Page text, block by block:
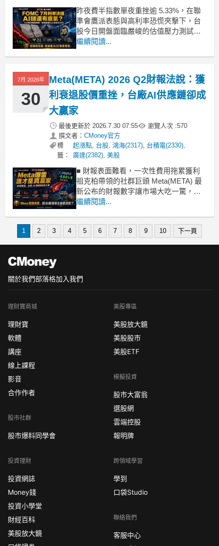
昨夜費半指數單夜重挫逾 5.33%，在聯
準會鷹派表態與高利率恐慌夾擊下，台
股今日開盤面臨嚴峻的估值壓力測試。
不過系統性風險歸系統性風險，個股的
現，擁有實質獲利支撐與長線訂單保護
的個股，通常會是資金最先湧入起漲的
標的。■ 聯準會丟出震撼彈
繼續閱讀...
7月 2026年
30
Meta(META) 2026 Q2財報法說：獲
利衰退股價重挫，台廠AI供應鏈卻成
大贏家
最後更新於 2026.7.30 07:55 瀏覽人次 :570
撰文者： CMoney官方
標
籤：
起漲點, 台股, 鴻海(2317), 台積電(2330),
廣達(2382), 美股
■ 財報表面難看，一次性費用拖累獲利
祖克柏帶領的社群巨頭 Meta(META) 最
新公布的財報數字讓市場大吃一驚，盤
後股價直接重挫 -9.64%。攤開本季四大
601.9 億美元。然而稀釋後每股盈餘
繼續閱讀...
1 2 3 4 5 6 7 8 9 10 下一頁
關於我們部落格加入我們
理財寶商城
理財寶
軟體
講座
線上課程
影音
合作作者
股市社群
股市爆料同學會
投資理財
投資網誌
Money錢
投資小學堂
財經百科
美股放大鏡
美股專區
美股放大鏡
美股股市
美股ETF
模擬投資
股市大富翁
選股網
雲端控股
報明牌
跨領域學習
學到
口袋Studio
聯絡我們
客服中心